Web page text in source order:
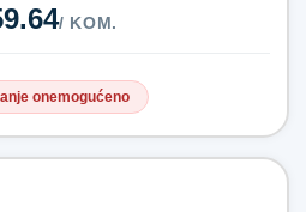
/ KOM.
onemogućeno